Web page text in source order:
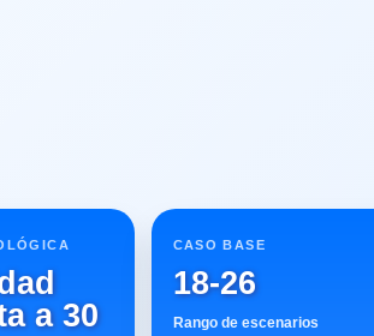
a 30
CASO BASE
18-26
Rango de escenarios